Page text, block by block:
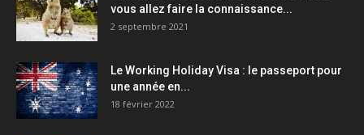
vous allez faire la connaissance...
2 septembre 2021
Le Working Holiday Visa : le passeport pour
une année en...
18 février 2022